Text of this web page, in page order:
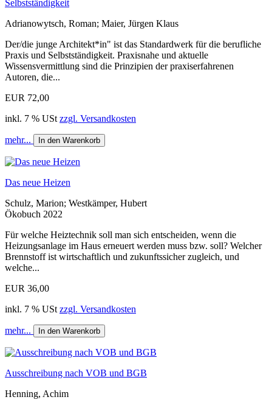
Selbstständigkeit
Adrianowytsch, Roman; Maier, Jürgen Klaus
Der/die junge Architekt*in" ist das Standardwerk für die berufliche
Praxis und Selbstständigkeit. Praxisnahe und aktuelle
Wissensvermittlung sind die Prinzipien der praxiserfahrenen
Autoren, die...
EUR 72,00
inkl. 7 % USt zzgl. Versandkosten
mehr... In den Warenkorb
Das neue Heizen
Schulz, Marion; Westkämper, Hubert
Ökobuch 2022
Für welche Heiztechnik soll man sich entscheiden, wenn die
Heizungsanlage im Haus erneuert werden muss bzw. soll? Welcher
Brennstoff ist wirtschaftlich und zukunftssicher zugleich, und
welche...
EUR 36,00
inkl. 7 % USt zzgl. Versandkosten
mehr... In den Warenkorb
Ausschreibung nach VOB und BGB
Henning, Achim